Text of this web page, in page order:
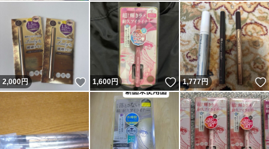
2,000円 いいね！
1,600円 いいね！
1,777円